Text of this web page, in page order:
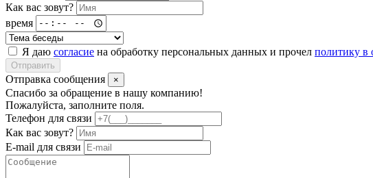
Как вас зовут?
время
Я даю согласие на обработку персональных данных и прочел политику в
Отправить
Отправка сообщения ×
Спасибо за обращение в нашу компанию!
Пожалуйста, заполните поля.
Телефон для связи
Как вас зовут?
E-mail для связи